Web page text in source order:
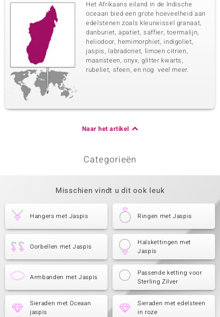
Het Afrikaans eiland in de Indische
oceaan bied een grote hoeveelheid aan
edelstenen zoals kleurwissel granaat,
danburiet, apatiet, saffier, toermalijn,
heliodoor, hemimorphiet, indigoliet,
jaspis, labradoriet, limoen citrien,
maansteen, onyx, glitter kwarts,
rubeliet, sfeen, en nog veel meer.
Naar het artikel
Categorieën
Misschien vindt u dit ook leuk
Hangers met Jaspis Ringen met Jaspis
Oorbellen met Jaspis
Halskettingen met
Jaspis
Armbanden met Jaspis
Passende ketting voor
Sterling Zilver
Sieraden met Oceaan
jaspis
Sieraden met edelsteen
in roze